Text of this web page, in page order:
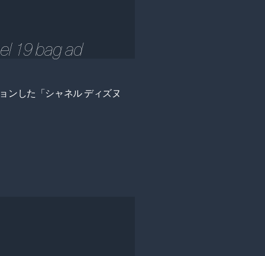
19 bag ad
ンした「シャネル ディズヌ